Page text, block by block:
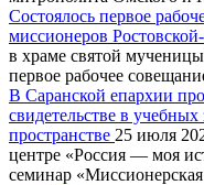
Состоялось первое
миссионеров
в храме святой
первое рабочее
В Саранской епархии
свидетельстве в
пространстве 25 июля
центре «Россия — моя
семинар «Миссионерская